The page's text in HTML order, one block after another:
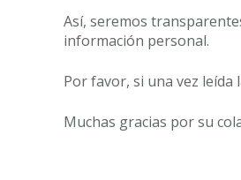
Así, seremos
información personal.
Por favor, si una vez
Muchas gracias por su